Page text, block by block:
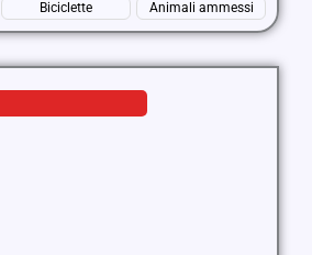
Biciclette Animali ammessi